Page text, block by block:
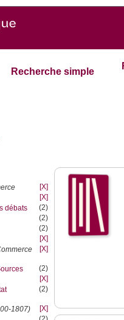
Recherche simple
[X]
[X]
débats
(2)
(2)
(2)
[X]
[X]
(2)
[X]
(2)
1807)
[X]